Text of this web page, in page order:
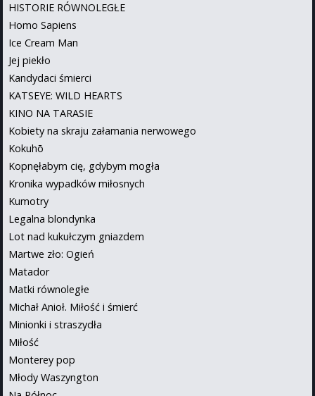
HISTORIE RÓWNOLEGŁE
Homo Sapiens
Ice Cream Man
Jej piekło
Kandydaci śmierci
KATSEYE: WILD HEARTS
KINO NA TARASIE
Kobiety na skraju załamania nerwowego
Kokuhō
Kopnęłabym cię, gdybym mogła
Kronika wypadków miłosnych
Kumotry
Legalna blondynka
Lot nad kukułczym gniazdem
Martwe zło: Ogień
Matador
Matki równoległe
Michał Anioł. Miłość i śmierć
Minionki i straszydła
Miłość
Monterey pop
Młody Waszyngton